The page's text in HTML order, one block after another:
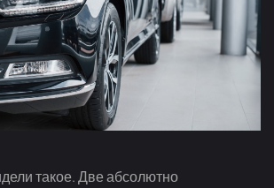
такое. Две абсолютно